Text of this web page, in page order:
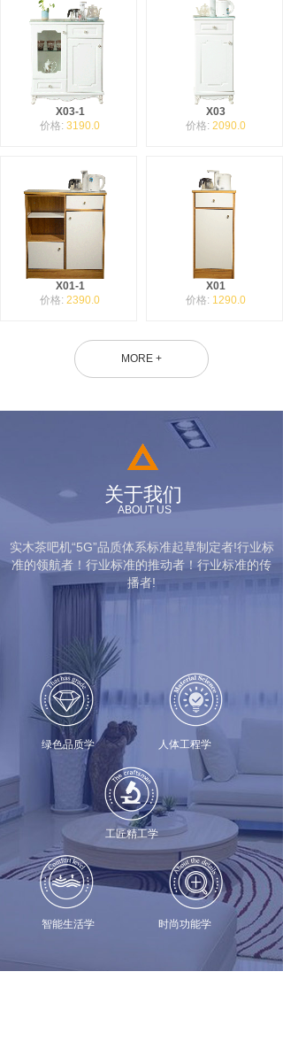
X03-1
价格: 3190.0
X03
价格: 2090.0
X01-1
价格: 2390.0
X01
价格: 1290.0
MORE +
关于我们
ABOUT US
实木茶吧机“5G”品质体系标准起草制定者!行业标
准的领航者！行业标准的推动者！行业标准的传
播者!
绿色品质学 人体工程学
工匠精工学
智能生活学 时尚功能学